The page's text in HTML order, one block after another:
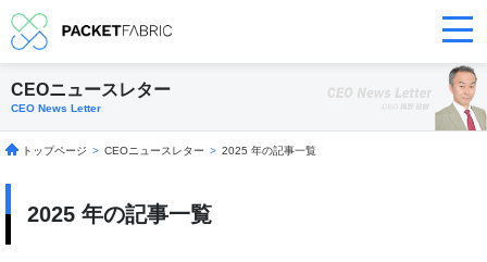
CEOニュースレター
CEO News Letter
トップページ > CEOニュースレター > 2025 年の記事一覧
2025 年の記事一覧